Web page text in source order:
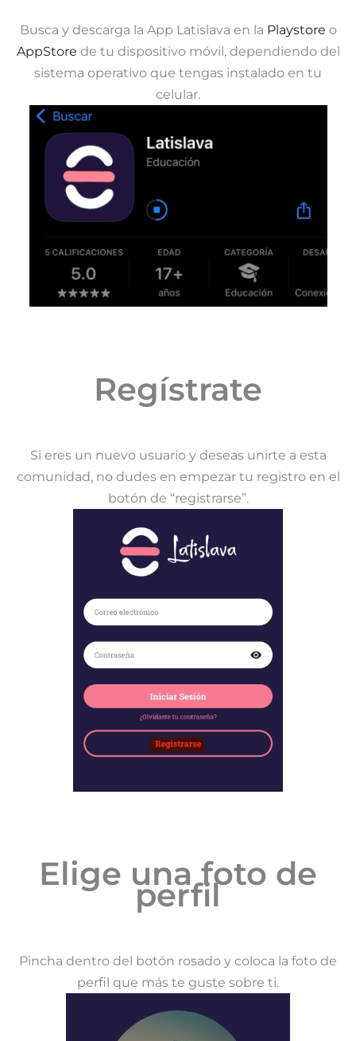
Busca y descarga la App Latislava en la Playstore o
AppStore de tu dispositivo móvil, dependiendo del
sistema operativo que tengas instalado en tu
celular.
Regístrate
Si eres un nuevo usuario y deseas unirte a esta
comunidad, no dudes en empezar tu registro en el
botón de “registrarse”.
Elige una foto de
perfil
Pincha dentro del botón rosado y coloca la foto de
perfil que más te guste sobre ti.